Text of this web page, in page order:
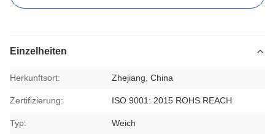
Einzelheiten
Herkunftsort: Zhejiang, China
Zertifizierung: ISO 9001: 2015 ROHS REACH
Typ: Weich